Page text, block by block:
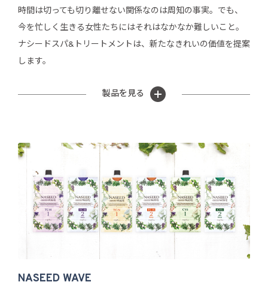
時間は切っても切り離せない関係なのは周知の事実。でも、
今を忙しく生きる女性たちにはそれはなかなか難しいこと。
ナシードスパ&トリートメントは、新たなきれいの価値を提案
します。
製品を見る
NASEED WAVE